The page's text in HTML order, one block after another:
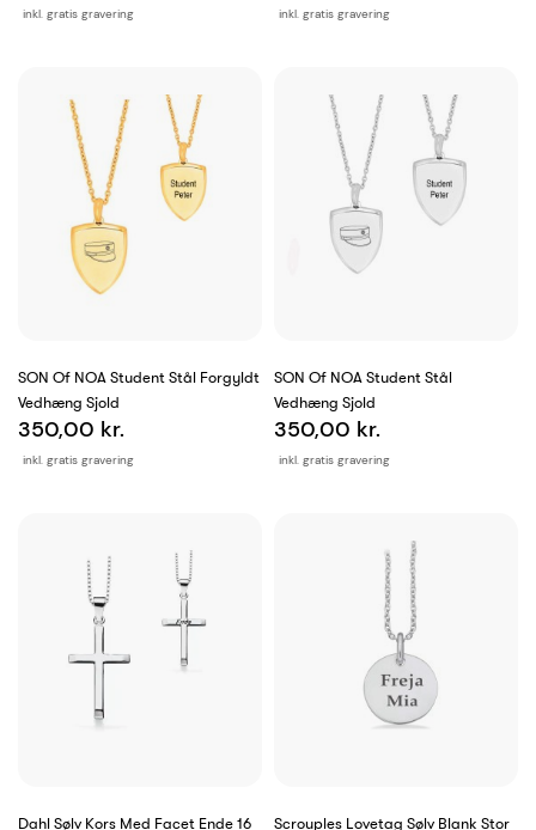
inkl. gratis gravering inkl. gratis gravering
SON Of NOA Student Stål Forgyldt
Vedhæng Sjold
inkl. gratis gravering
350,00 kr.
SON Of NOA Student Stål
Vedhæng Sjold
inkl. gratis gravering
350,00 kr.
Dahl Sølv Kors Med Facet Ende 16
Scrouples Lovetag Sølv Blank Stor